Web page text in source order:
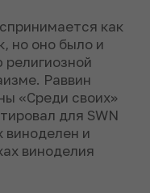
как
но оно было и
Раввин
«Среди своих»
для SWN
виноделен и
виноделия